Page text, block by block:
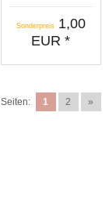
Aufkleber
Wo wir sind
ist vorn 8
Stück
Sonderpreis1,00
EUR *
Seiten: 1 2 »